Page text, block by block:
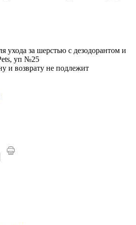
и возврату не подлежит